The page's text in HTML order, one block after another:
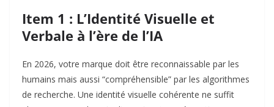
Item 1 : L’Identité Visuelle et
Verbale à l’ère de l’IA
En 2026, votre marque doit être reconnaissable par les
humains mais aussi “compréhensible” par les algorithmes
de recherche. Une identité visuelle cohérente ne suffit